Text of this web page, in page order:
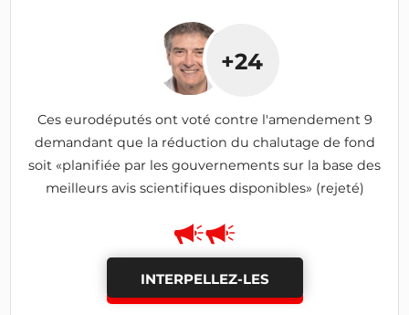
+24
Ces eurodéputés ont voté contre l'amendement 9
demandant que la réduction du chalutage de fond
soit «planifiée par les gouvernements sur la base des
meilleurs avis scientifiques disponibles» (rejeté)
INTERPELLEZ-LES